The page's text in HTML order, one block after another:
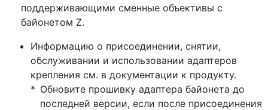
поддерживающими сменные объективы с
байонетом Z.
Информацию о присоединении, снятии,
обслуживании и использовании адаптеров
крепления см. в документации к продукту.
Обновите прошивку адаптера байонета до
последней версии, если после присоединения